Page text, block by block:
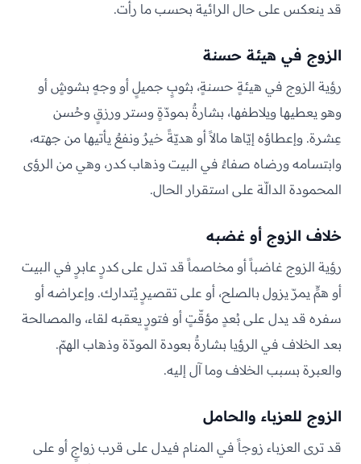
قد ينعكس على حال الرائية بحسب ما رأت.
الزوج في هيئة حسنة
رؤية الزوج في هيئةٍ حسنةٍ، بثوبٍ جميلٍ أو وجهٍ بشوشٍ أو
وهو يعطيها ويلاطفها، بشارةٌ بمودّةٍ وستر ورزقٍ وحُسن
عِشرة. وإعطاؤه إيّاها مالاً أو هديّةً خيرٌ ونفعٌ يأتيها من جهته،
وابتسامه ورضاه صفاءٌ في البيت وذهاب كدر، وهي من الرؤى
المحمودة الدالّة على استقرار الحال.
خلاف الزوج أو غضبه
رؤية الزوج غاضباً أو مخاصماً قد تدل على كدرٍ عابرٍ في البيت
أو همٍّ يمرّ يزول بالصلح، أو على تقصيرٍ يُتدارك. وإعراضه أو
سفره قد يدل على بُعدٍ مؤقّتٍ أو فتورٍ يعقبه لقاء، والمصالحة
بعد الخلاف في الرؤيا بشارةٌ بعودة المودّة وذهاب الهمّ.
والعبرة بسبب الخلاف وما آل إليه.
الزوج للعزباء والحامل
قد ترى العزباء زوجاً في المنام فيدل على قرب زواجٍ أو على